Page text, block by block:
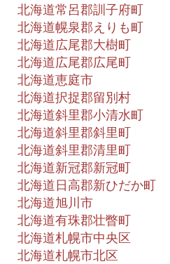
北海道常呂郡訓子府町
北海道幌泉郡えりも町
北海道広尾郡大樹町
北海道広尾郡広尾町
北海道恵庭市
北海道択捉郡留別村
北海道斜里郡小清水町
北海道斜里郡斜里町
北海道斜里郡清里町
北海道新冠郡新冠町
北海道日高郡新ひだか町
北海道旭川市
北海道有珠郡壮瞥町
北海道札幌市中央区
北海道札幌市北区